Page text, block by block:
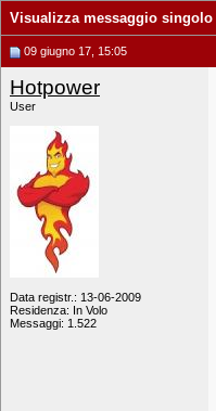
Visualizza messaggio singolo
09 giugno 17, 15:05
Hotpower
User
Data registr.: 13-06-2009
Residenza: In Volo
Messaggi: 1.522